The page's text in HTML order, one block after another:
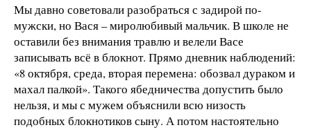
Мы давно советовали разобраться с задирой по-
мужски, но Вася – миролюбивый мальчик. В школе не
оставили без внимания травлю и велели Васе
записывать всё в блокнот. Прямо дневник наблюдений:
«8 октября, среда, вторая перемена: обозвал дураком и
махал палкой». Такого ябедничества допустить было
нельзя, и мы с мужем объяснили всю низость
подобных блокнотиков сыну. А потом настоятельно